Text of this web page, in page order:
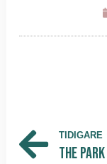
TIDIGARE